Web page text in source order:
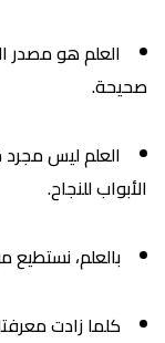
العلم هو مصدر
صحيحة.
العلم ليس
الأبواب للنجاح.
بالعلم،
كلما زادت